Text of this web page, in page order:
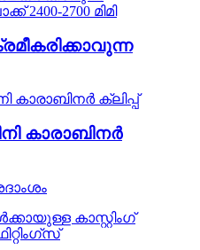
കാരാബിനർ